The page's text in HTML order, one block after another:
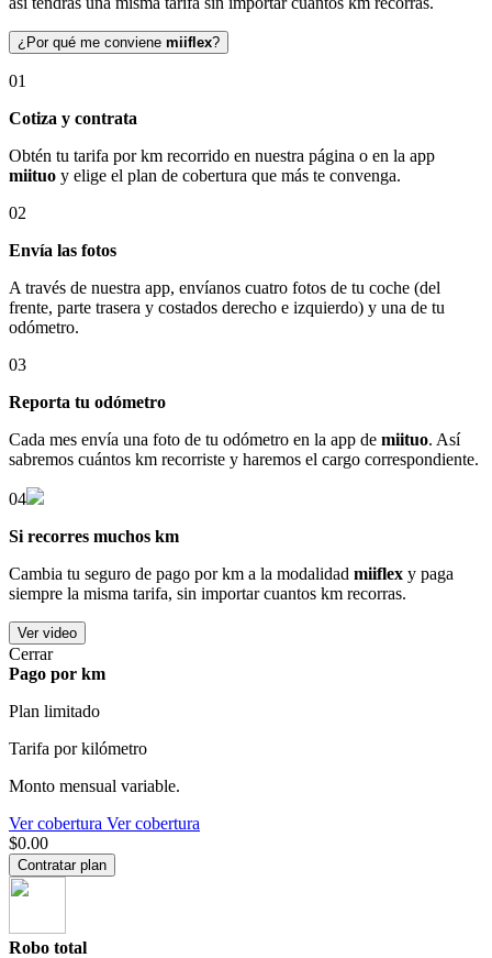
¿Por qué me conviene miiflex?
01
Cotiza y contrata
Obtén tu tarifa por km recorrido en nuestra página o en la app
miituo y elige el plan de cobertura que más te convenga.
02
Envía las fotos
A través de nuestra app, envíanos cuatro fotos de tu coche (del
frente, parte trasera y costados derecho e izquierdo) y una de tu
odómetro.
03
Reporta tu odómetro
Cada mes envía una foto de tu odómetro en la app de miituo. Así
sabremos cuántos km recorriste y haremos el cargo correspondiente.
04
Si recorres muchos km
Cambia tu seguro de pago por km a la modalidad miiflex y paga
siempre la misma tarifa, sin importar cuantos km recorras.
Ver video
Cerrar
Pago por km
Plan limitado
Tarifa por kilómetro
Monto mensual variable.
Ver cobertura Ver cobertura
$0.00
Contratar plan
Robo total